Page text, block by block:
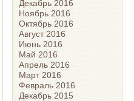
Декабрь 2016
Ноябрь 2016
Октябрь 2016
Август 2016
Июнь 2016
Май 2016
Апрель 2016
Март 2016
Февраль 2016
Декабрь 2015